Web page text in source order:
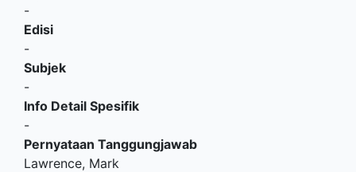
-
Edisi
-
Subjek
-
Info Detail Spesifik
-
Pernyataan Tanggungjawab
Lawrence, Mark